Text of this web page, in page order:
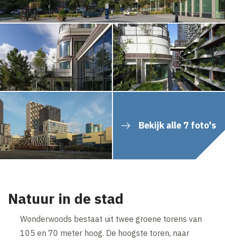
Bekijk alle 7 foto's
Natuur in de stad
Wonderwoods bestaat uit twee groene torens van
105 en 70 meter hoog. De hoogste toren, naar